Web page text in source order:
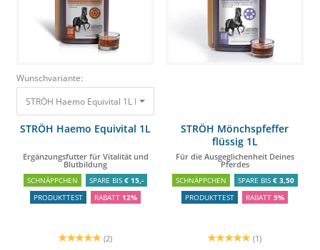
Wunschvariante:
STRÖH Haemo Equivital 1L Ergänzungsfutter für Vitalität und Blutbildung
STRÖH Haemo Equivital 1L
Ergänzungsfutter für Vitalität und
Blutbildung
SCHNÄPPCHEN SPARE BIS € 15,-
PRODUKTTEST
RABATT 12%
(2)
STRÖH Mönchspfeffer
flüssig 1L
Für die Ausgeglichenheit Deines
Pferdes
SCHNÄPPCHEN SPARE BIS € 3,50
PRODUKTTEST
RABATT 5%
(1)